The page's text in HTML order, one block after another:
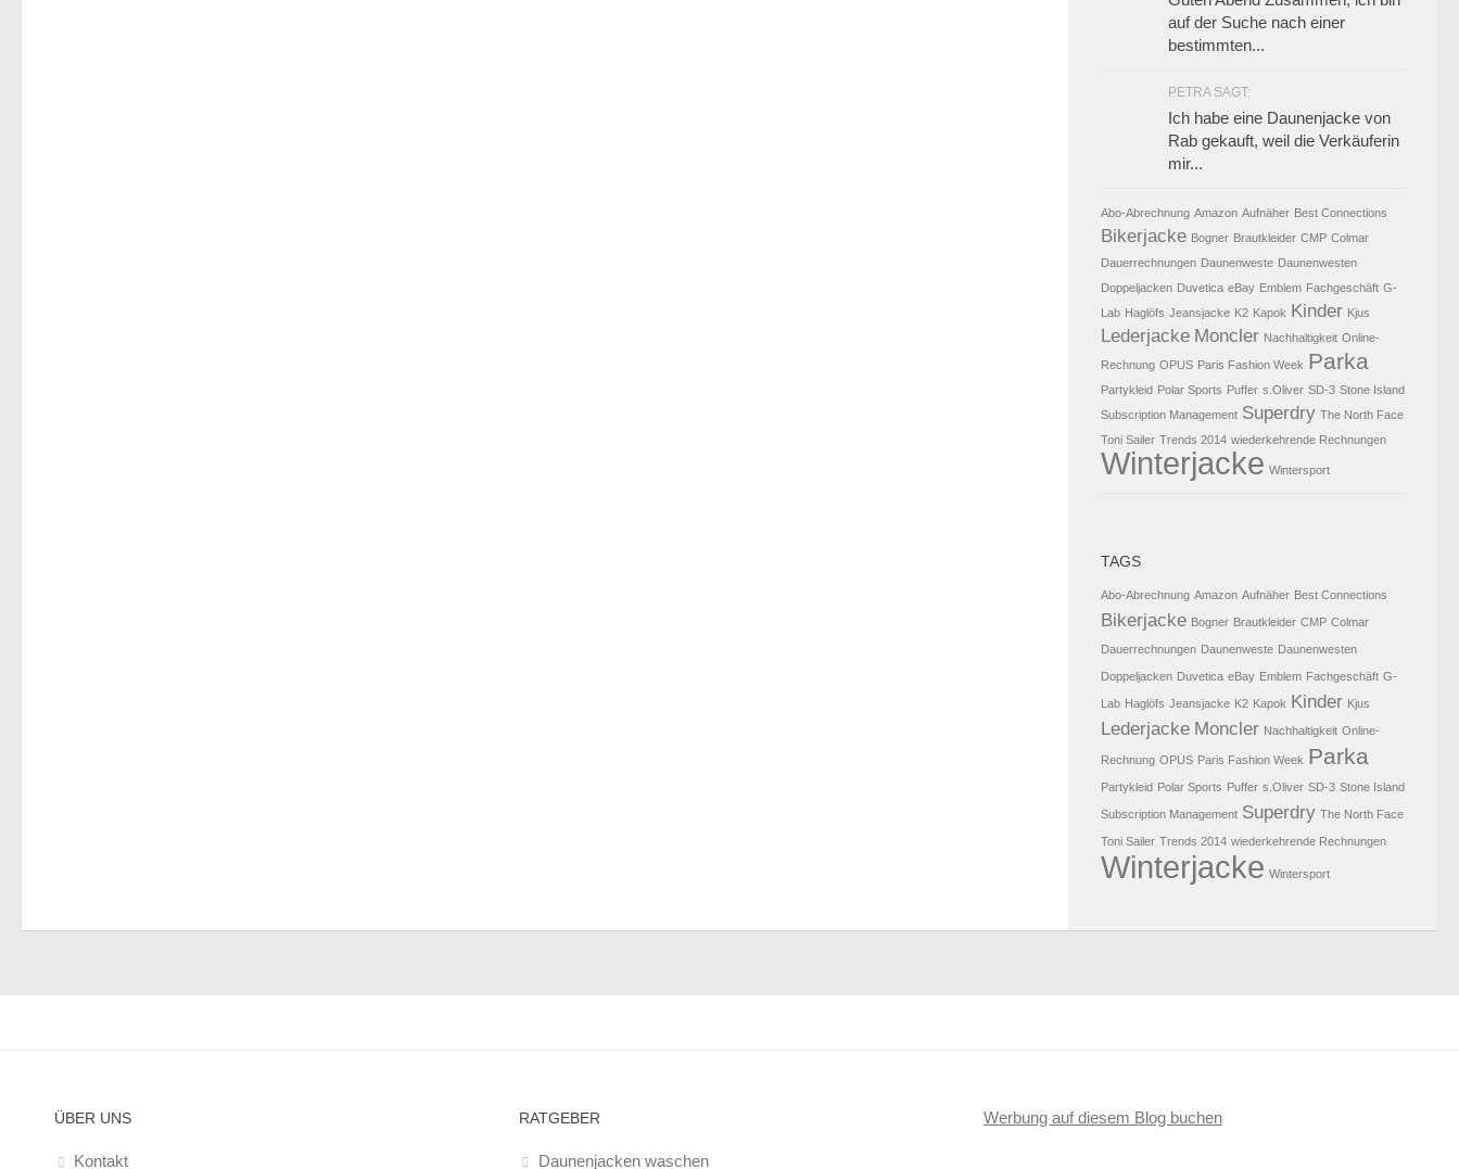
auf der Suche nach einer
bestimmten...
PETRA SAGT:
Ich habe eine Daunenjacke von
Rab gekauft, weil die Verkäuferin
mir...
Abo-Abrechnung Amazon Aufnäher Best Connections
Bikerjacke Bogner Brautkleider CMP Colmar
Dauerrechnungen Daunenweste Daunenwesten
Doppeljacken Duvetica eBay Emblem Fachgeschäft G-
Lab Haglöfs Jeansjacke K2 Kapok Kinder Kjus
Lederjacke Moncler Nachhaltigkeit Online-
Rechnung OPUS Paris Fashion Week Parka
Partykleid Polar Sports Puffer s.Oliver SD-3 Stone Island
Subscription Management Superdry The North Face
Toni Sailer Trends 2014 wiederkehrende Rechnungen
Winterjacke Wintersport
TAGS
Abo-Abrechnung Amazon Aufnäher Best Connections
Bikerjacke Bogner Brautkleider CMP Colmar
Dauerrechnungen Daunenweste Daunenwesten
Doppeljacken Duvetica eBay Emblem Fachgeschäft G-
Lab Haglöfs Jeansjacke K2 Kapok Kinder Kjus
Lederjacke Moncler Nachhaltigkeit Online-
Rechnung OPUS Paris Fashion Week Parka
Partykleid Polar Sports Puffer s.Oliver SD-3 Stone Island
Subscription Management Superdry The North Face
Toni Sailer Trends 2014 wiederkehrende Rechnungen
Winterjacke Wintersport
ÜBER UNS
Kontakt
RATGEBER
Daunenjacken waschen
Werbung auf diesem Blog buchen